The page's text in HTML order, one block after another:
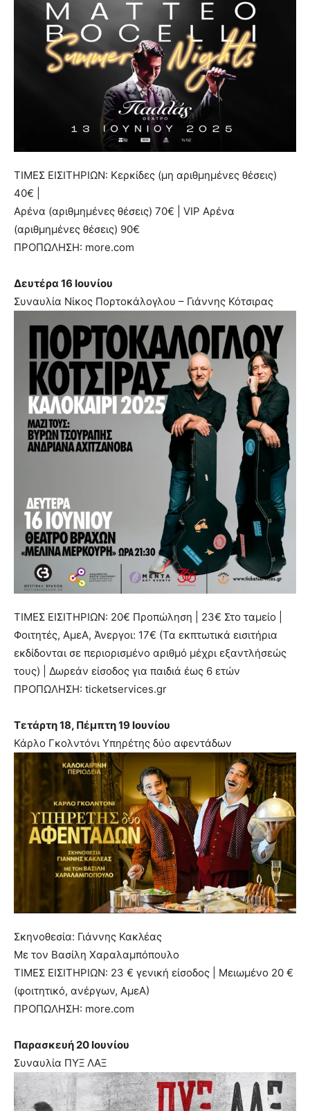
ΤΙΜΕΣ ΕΙΣΙΤΗΡΙΩΝ: Κερκίδες (μη αριθμημένες θέσεις)
40€ |
Αρένα (αριθμημένες θέσεις) 70€ | VIP Αρένα
(αριθμημένες θέσεις) 90€
ΠΡΟΠΩΛΗΣΗ: more.com
Δευτέρα 16 Ιουνίου
Συναυλία Νίκος Πορτοκάλογλου – Γιάννης Κότσιρας
ΤΙΜΕΣ ΕΙΣΙΤΗΡΙΩΝ: 20€ Προπώληση | 23€ Στο ταμείο |
Φοιτητές, ΑμεΑ, Άνεργοι: 17€ (Τα εκπτωτικά εισιτήρια
εκδίδονται σε περιορισμένο αριθμό μέχρι εξαντλήσεώς
τους) | Δωρεάν είσοδος για παιδιά έως 6 ετών
ΠΡΟΠΩΛΗΣΗ: ticketservices.gr
Τετάρτη 18, Πέμπτη 19 Ιουνίου
Κάρλο Γκολντόνι Υπηρέτης δύο αφεντάδων
Σκηνοθεσία: Γιάννης Κακλέας
Με τον Βασίλη Χαραλαμπόπουλο
ΤΙΜΕΣ ΕΙΣΙΤΗΡΙΩΝ: 23 € γενική είσοδος | Μειωμένο 20 €
(φοιτητικό, ανέργων, ΑμεΑ)
ΠΡΟΠΩΛΗΣΗ: more.com
Παρασκευή 20 Ιουνίου
Συναυλία ΠΥΞ ΛΑΞ